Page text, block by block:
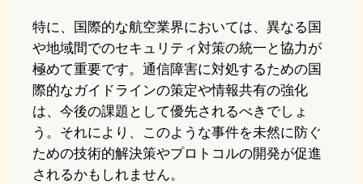
特に、国際的な航空業界においては、異なる国
や地域間でのセキュリティ対策の統一と協力が
極めて重要です。通信障害に対処するための国
際的なガイドラインの策定や情報共有の強化
は、今後の課題として優先されるべきでしょ
う。それにより、このような事件を未然に防ぐ
ための技術的解決策やプロトコルの開発が促進
されるかもしれません。